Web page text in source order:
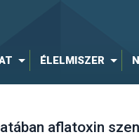
ÉLELMISZER
aflatoxin